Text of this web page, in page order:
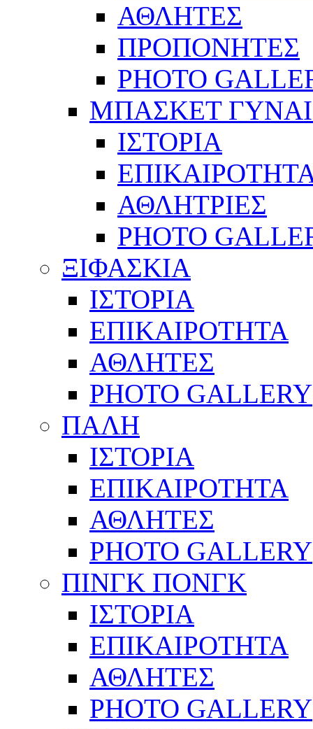
ΑΘΛΗΤΕΣ
ΠΡΟΠΟΝΗΤΕΣ
PHOTO
ΜΠΑΣΚΕΤ
ΙΣΤΟΡΙΑ
ΑΘΛΗΤΡΙΕΣ
PHOTO
ΞΙΦΑΣΚΙΑ
ΙΣΤΟΡΙΑ
ΕΠΙΚΑΙΡΟΤΗΤΑ
ΑΘΛΗΤΕΣ
PHOTO GALLERY
ΠΑΛΗ
ΙΣΤΟΡΙΑ
ΕΠΙΚΑΙΡΟΤΗΤΑ
ΑΘΛΗΤΕΣ
PHOTO GALLERY
ΠΙΝΓΚ ΠΟΝΓΚ
ΙΣΤΟΡΙΑ
ΕΠΙΚΑΙΡΟΤΗΤΑ
ΑΘΛΗΤΕΣ
PHOTO GALLERY